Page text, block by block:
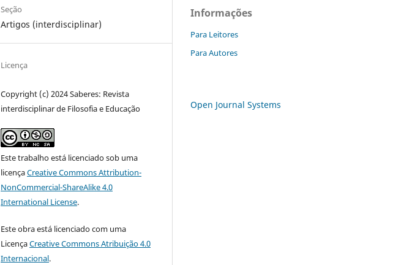
Seção
Artigos (interdisciplinar)
Licença
Copyright (c) 2024 Saberes: Revista
interdisciplinar de Filosofia e Educação
Este trabalho está licenciado sob uma
licençaCreative Commons Attribution-
NonCommercial-ShareAlike 4.0
International License.
Este obra está licenciado com uma
LicençaCreative Commons Atribuição 4.0
Internacional.
Informações
Para Leitores
Para Autores
Open Journal Systems